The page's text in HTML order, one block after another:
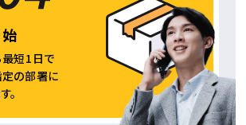
短1日で
の部署に
。